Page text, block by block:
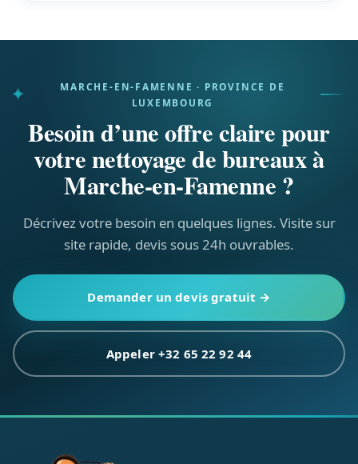
MARCHE-EN-FAMENNE · PROVINCE DE
LUXEMBOURG
Besoin d’une offre claire pour
votre nettoyage de bureaux à
Marche-en-Famenne ?
Décrivez votre besoin en quelques lignes. Visite sur
site rapide, devis sous 24h ouvrables.
Demander un devis gratuit →
Appeler +32 65 22 92 44